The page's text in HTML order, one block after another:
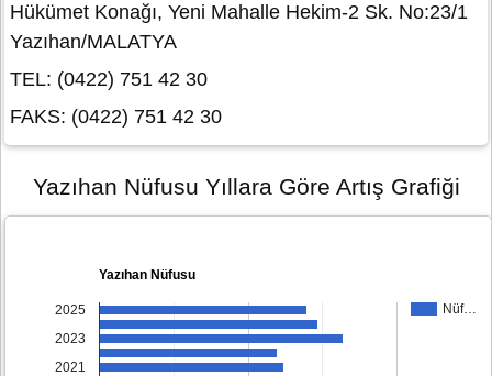
Hükümet Konağı, Yeni Mahalle Hekim-2 Sk. No:23/1
Yazıhan/MALATYA
TEL: (0422) 751 42 30
FAKS: (0422) 751 42 30
Yazıhan Nüfusu Yıllara Göre Artış Grafiği
Yazıhan Nüfusu
Nüf…
2025
2023
2021